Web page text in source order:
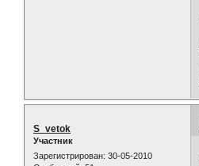
S_vetok
Участник
Зарегистрирован: 30-05-2010